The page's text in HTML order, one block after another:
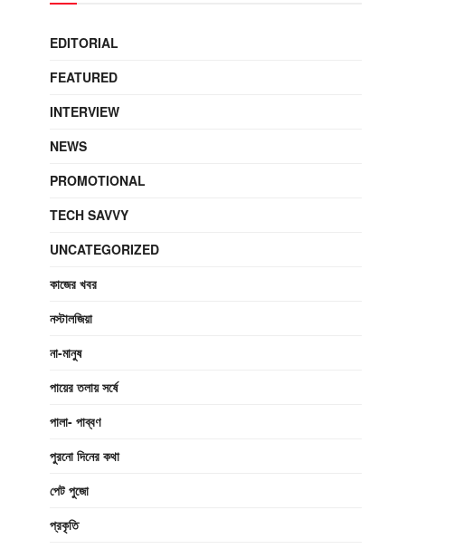
EDITORIAL
FEATURED
INTERVIEW
NEWS
PROMOTIONAL
TECH SAVVY
UNCATEGORIZED
কাজের খবর
নস্টালজিয়া
না-মানুষ
পায়ের তলায় সর্ষে
পালা- পাব্বণ
পুরনো দিনের কথা
পেট পুজো
প্রকৃতি